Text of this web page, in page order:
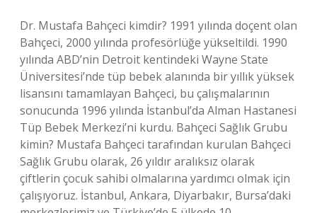
Dr. Mustafa Bahçeci kimdir? 1991 yılında doçent olan
Bahçeci, 2000 yılında profesörlüğe yükseltildi. 1990
yılında ABD’nin Detroit kentindeki Wayne State
Üniversitesi’nde tüp bebek alanında bir yıllık yüksek
lisansını tamamlayan Bahçeci, bu çalışmalarının
sonucunda 1996 yılında İstanbul’da Alman Hastanesi
Tüp Bebek Merkezi’ni kurdu. Bahçeci Sağlık Grubu
kimin? Mustafa Bahçeci tarafından kurulan Bahçeci
Sağlık Grubu olarak, 26 yıldır aralıksız olarak
çiftlerin çocuk sahibi olmalarına yardımcı olmak için
çalışıyoruz. İstanbul, Ankara, Diyarbakır, Bursa’daki